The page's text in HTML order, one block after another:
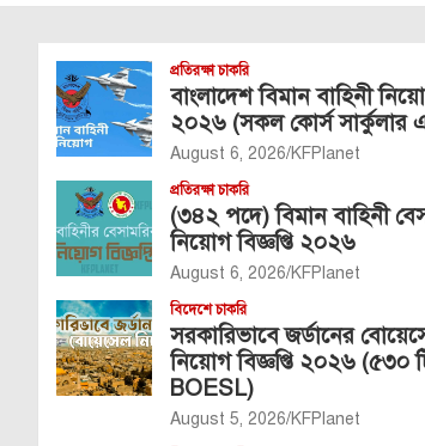
প্রতিরক্ষা চাকরি
বাংলাদেশ বিমান বাহিনী
২০২৬ (সকল কোর্স সার্কুলার
August 6, 2026 KFPlanet
প্রতিরক্ষা চাকরি
(৩৪২ পদে) বিমান বাহিনী
নিয়োগ বিজ্ঞপ্তি ২০২৬
August 6, 2026 KFPlanet
বিদেশে চাকরি
সরকারিভাবে জর্ডানের
নিয়োগ বিজ্ঞপ্তি ২০২৬ (৫৩০
BOESL)
August 5, 2026 KFPlanet